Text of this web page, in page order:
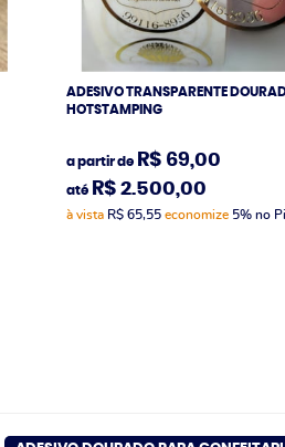
ADESIVO TRANSPARENTE
HOTSTAMPING
a partir de R$ 69,00
até R$ 2.500,00
à vista R$ 65,55 economize 5% no